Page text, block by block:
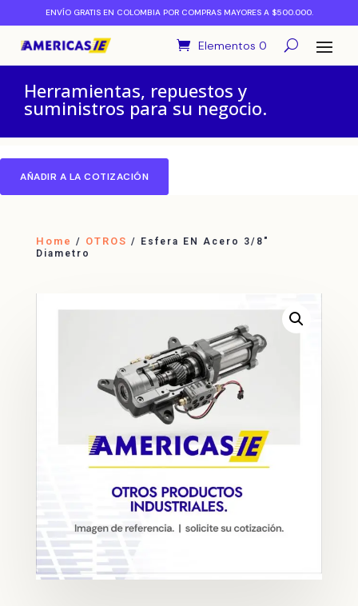
ENVÍO GRATIS EN COLOMBIA POR COMPRAS MAYORES A $500.000.
Elementos 0
Herramientas, repuestos y
suministros para su negocio.
AÑADIR A LA COTIZACIÓN
Home / OTROS / Esfera EN Acero 3/8″
Diametro